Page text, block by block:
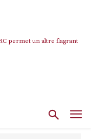
permet un altre flagrant